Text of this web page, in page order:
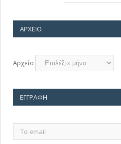
ΑΡΧΕΊΟ
Αρχείο
ΕΓΓΡΑΦΉ
email